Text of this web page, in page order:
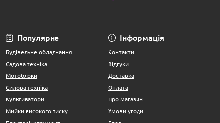
Популярне
Будівельне обладнання
Садова техніка
Мотоблоки
Силова техніка
Культиватори
Мийки високого тиску
Інформація
Контакти
Відгуки
Доставка
Оплата
Про магазин
Умови угоди